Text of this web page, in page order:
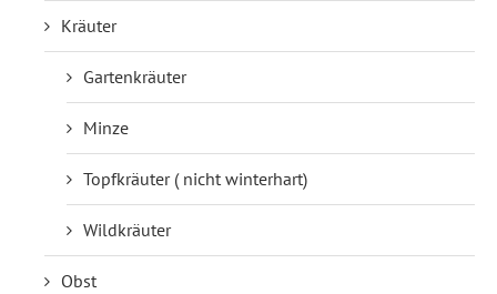
Kräuter
Gartenkräuter
Minze
Topfkräuter ( nicht winterhart)
Wildkräuter
Obst